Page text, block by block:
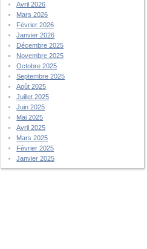
Avril 2026
Mars 2026
Février 2026
Janvier 2026
Décembre 2025
Novembre 2025
Octobre 2025
Septembre 2025
Août 2025
Juillet 2025
Juin 2025
Mai 2025
Avril 2025
Mars 2025
Février 2025
Janvier 2025